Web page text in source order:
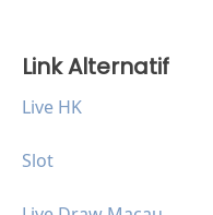
Link Alternatif
Live HK
Slot